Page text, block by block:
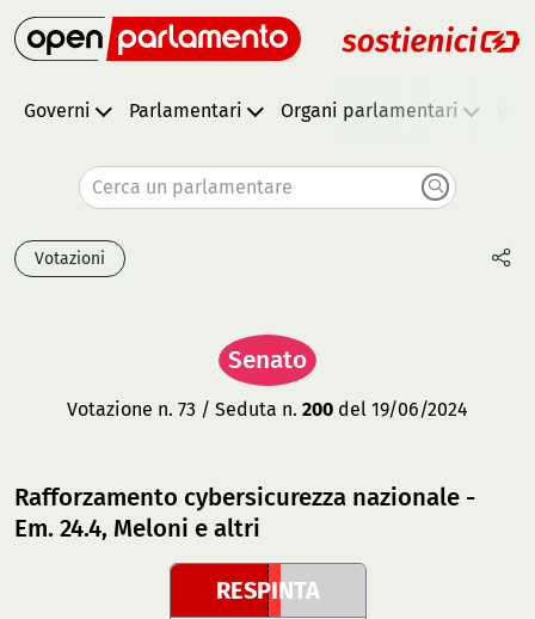
Governi Parlamentari Organi parlamentari
Cerca un parlamentare
Votazioni
Senato
Votazione n. 73 / Seduta n. 200 del 19/06/2024
Rafforzamento cybersicurezza nazionale -
Em. 24.4, Meloni e altri
RESPINTA